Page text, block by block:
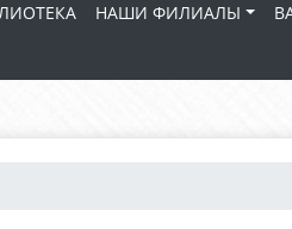
НАШИ ФИЛИАЛЫ